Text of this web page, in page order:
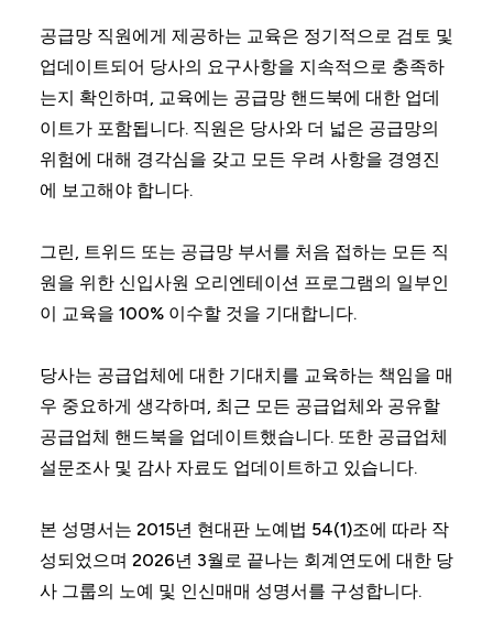
공급망 직원에게 제공하는 교육은 정기적으로 검토 및
업데이트되어 당사의 요구사항을 지속적으로 충족하
는지 확인하며, 교육에는 공급망 핸드북에 대한 업데
이트가 포함됩니다. 직원은 당사와 더 넓은 공급망의
위험에 대해 경각심을 갖고 모든 우려 사항을 경영진
에 보고해야 합니다.
그린, 트위드 또는 공급망 부서를 처음 접하는 모든 직
원을 위한 신입사원 오리엔테이션 프로그램의 일부인
이 교육을 100% 이수할 것을 기대합니다.
당사는 공급업체에 대한 기대치를 교육하는 책임을 매
우 중요하게 생각하며, 최근 모든 공급업체와 공유할
공급업체 핸드북을 업데이트했습니다. 또한 공급업체
설문조사 및 감사 자료도 업데이트하고 있습니다.
본 성명서는 2015년 현대판 노예법 54(1)조에 따라 작
성되었으며 2026년 3월로 끝나는 회계연도에 대한 당
사 그룹의 노예 및 인신매매 성명서를 구성합니다.